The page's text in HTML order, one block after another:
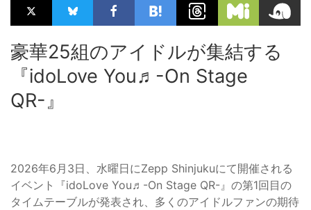
豪華25組のアイドルが集結する
『idoLove You♬-On Stage
QR-』
2026年6月3日、水曜日にZepp Shinjukuにて開催される
イベント『idoLove You♬-On Stage QR-』の第1回目の
タイムテーブルが発表され、多くのアイドルファンの期待